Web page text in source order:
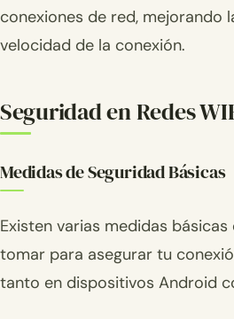
conexiones de red, mejorando
velocidad de la conexión.
Seguridad en Redes
Medidas de Seguridad Básicas
Existen varias medidas básicas
tomar para asegurar tu
tanto en dispositivos Android